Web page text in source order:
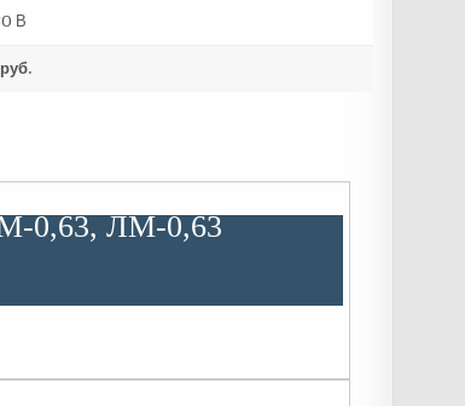
В
0,63, ЛМ-0,63